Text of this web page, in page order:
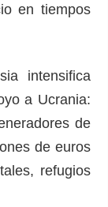
en tiempos
intensifica
a Ucrania:
de
de euros
refugios